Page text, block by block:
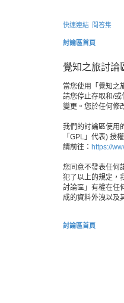
快速連結 問答集
討論區首頁
覺知之旅討論
當您使用「覺知之
請您停止存取和/
變更。您於任何修
我們的討論區使用
「GPL」代表) 授
請前往： https://
您同意不發表任何
犯了以上的規定，
討論區」有權在任
成的資料外洩以及
討論區首頁